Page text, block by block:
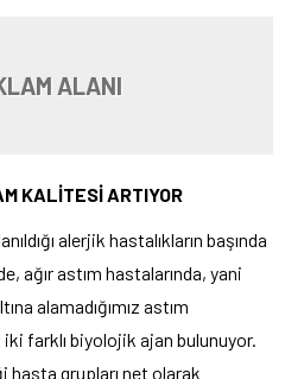
ALANI
KALİTESİ ARTIYOR
alerjik hastalıkların başında
ağır astım hastalarında, yani
alamadığımız astım
farklı biyolojik ajan bulunuyor.
hasta grupları net olarak